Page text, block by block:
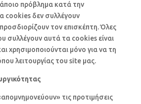
πρόβλημα κατά την
cookies δεν συλλέγουν
τον επισκέπτη. Όλες
συλλέγουν αυτά τα cookies είναι
χρησιμοποιούνται μόνο για να τη
λειτουργίας του site μας.
τις προτιμήσεις